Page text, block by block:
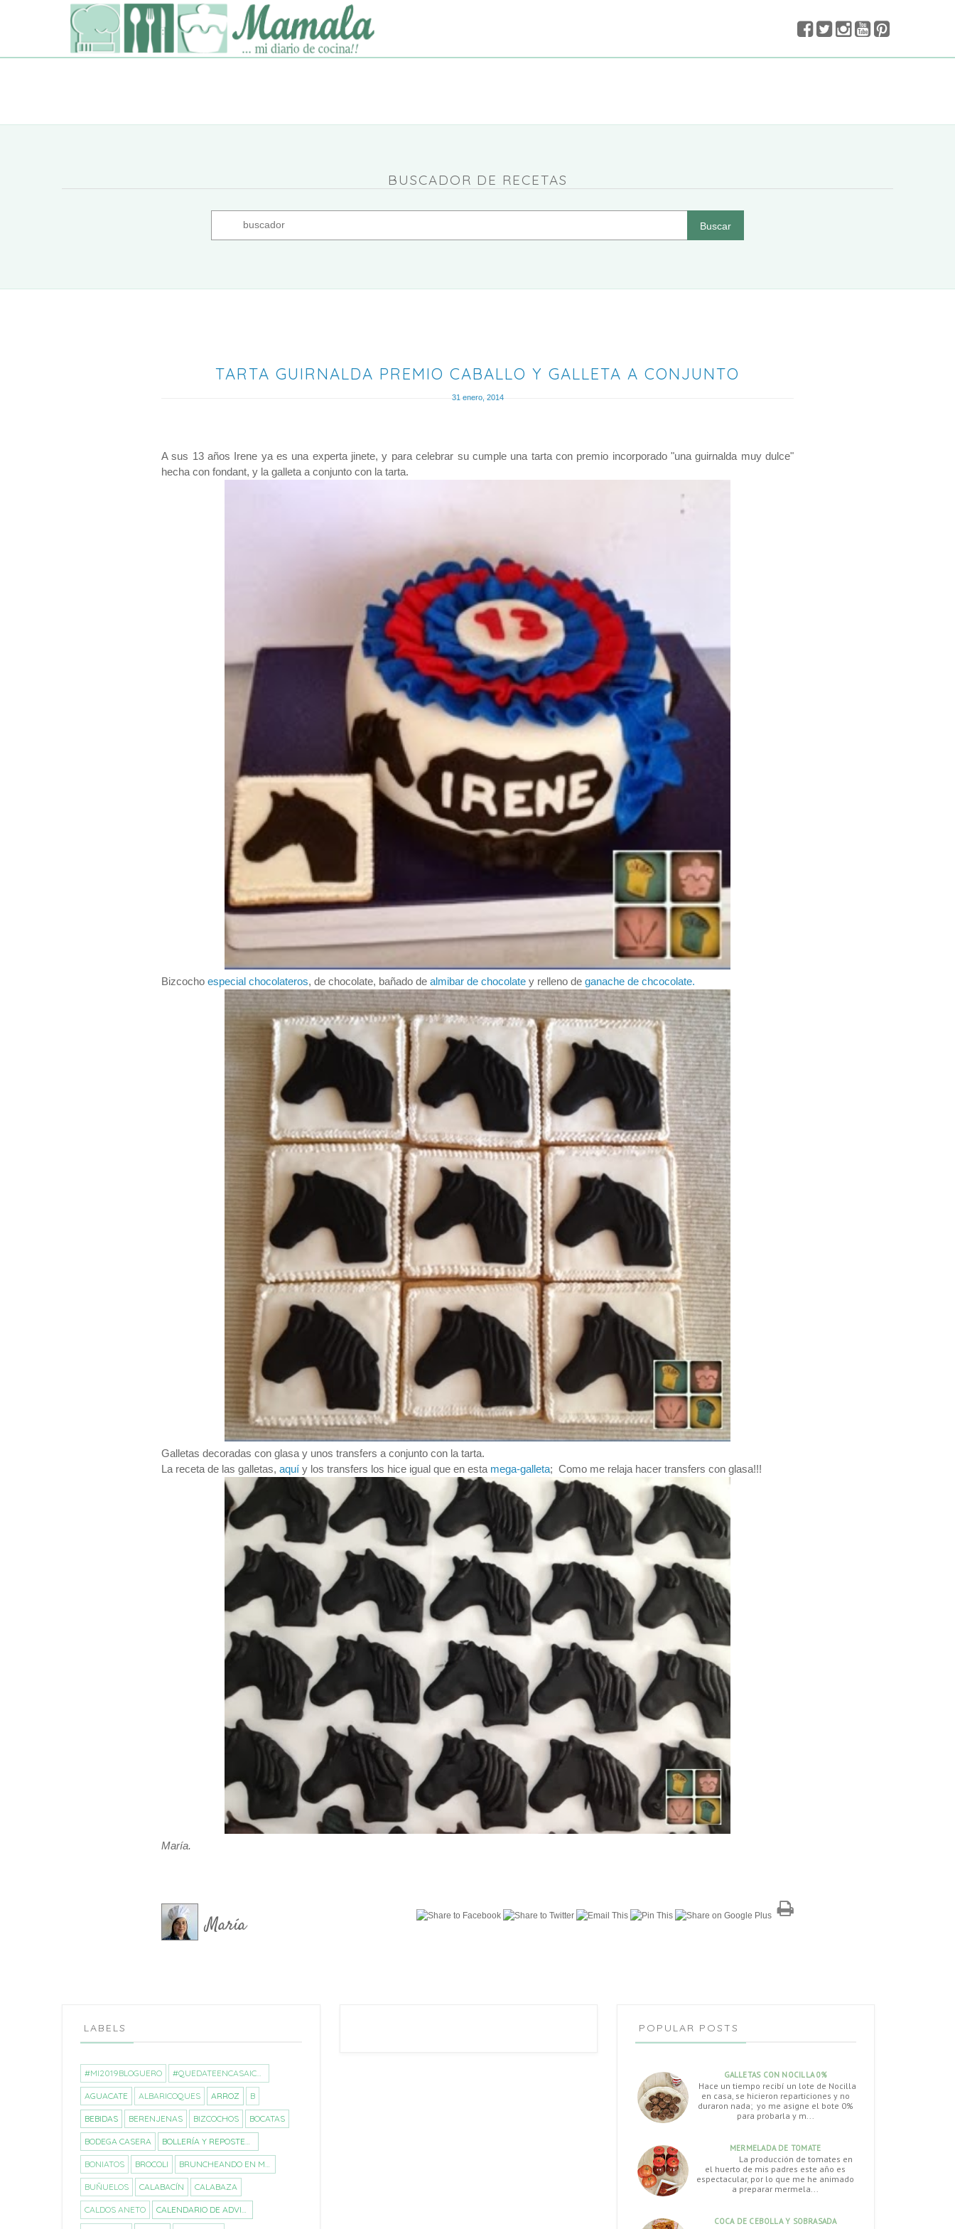
BUSCADOR DE RECETAS
Buscar
31 enero, 2014
TARTA GUIRNALDA PREMIO CABALLO Y GALLETA A CONJUNTO
A sus 13 años Irene ya es una experta jinete, y para celebrar su cumple una tarta con premio incorporado "una guirnalda muy dulce"
hecha con fondant, y la galleta a conjunto con la tarta.
Bizcocho especial chocolateros, de chocolate, bañado de almibar de chocolate y relleno de ganache de chcocolate.
Galletas decoradas con glasa y unos transfers a conjunto con la tarta.
La receta de las galletas, aquí y los transfers los hice igual que en esta mega-galleta; Como me relaja hacer transfers con glasa!!!
María.
María
LABELS
#MI2019BLOGUERO
AGUACATE ALBARICOQUES ARROZ B
BEBIDAS BERENJENAS BIZCOCHOS BOCATAS
BODEGA CASERA
BONIATOS BROCOLI
BUÑUELOS CALABACÍN CALABAZA
CALDOS ANETO
POPULAR POSTS
GALLETAS CON NOCILLA 0%
Hace un tiempo recibí un lote de Nocilla
en casa, se hicieron reparticiones y no
duraron nada; yo me asigne el bote 0%
para probarla y m...
MERMELADA DE TOMATE
La producción de tomates en
el huerto de mis padres este año es
espectacular, por lo que me he animado
a preparar mermela...
COCA DE CEBOLLA Y SOBRASADA